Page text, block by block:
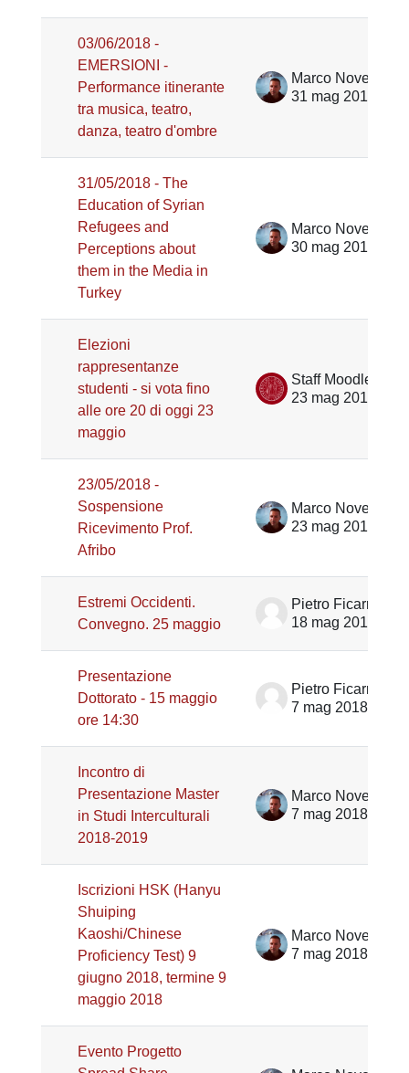
03/06/2018 -
EMERSIONI -
Performance itinerante
tra musica, teatro,
danza, teatro d'ombre
Marco Noventa
31 mag 2018
31/05/2018 - The
Education of Syrian
Refugees and
Perceptions about
them in the Media in
Turkey
Marco Noventa
30 mag 2018
Elezioni
rappresentanze
studenti - si vota fino
alle ore 20 di oggi 23
maggio
23 mag 2018
23/05/2018 -
Sospensione
Ricevimento Prof.
Afribo
Marco Noventa
23 mag 2018
Estremi Occidenti.
Convegno. 25 maggio
Pietro Ficarra
18 mag 2018
Presentazione
Dottorato - 15 maggio
ore 14:30
Pietro Ficarra
7 mag 2018
Incontro di
Presentazione Master
in Studi Interculturali
2018-2019
Marco Noventa
7 mag 2018
Iscrizioni HSK (Hanyu
Shuiping
Kaoshi/Chinese
Proficiency Test) 9
giugno 2018, termine 9
maggio 2018
Marco Noventa
7 mag 2018
Evento Progetto